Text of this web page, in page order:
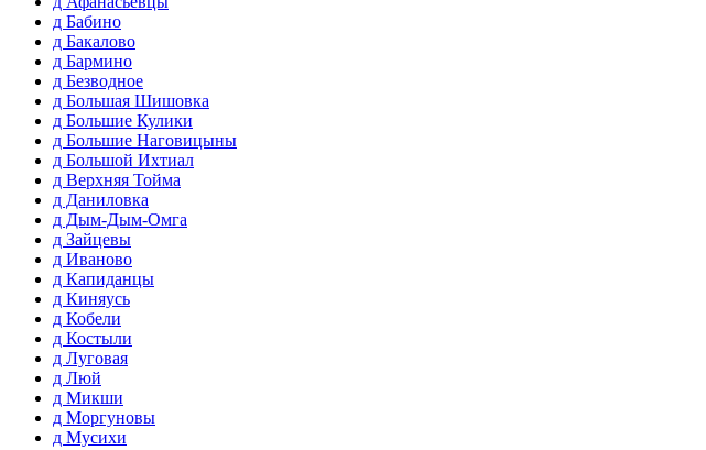
д Бабино
д Бакалово
д Бармино
д Безводное
д Большая Шишовка
д Большие Кулики
д Большие Наговицыны
д Большой Ихтиал
д Верхняя Тойма
д Даниловка
д Дым-Дым-Омга
д Зайцевы
д Иваново
д Капиданцы
д Киняусь
д Кобели
д Костыли
д Луговая
д Люй
д Микши
д Моргуновы
д Мусихи